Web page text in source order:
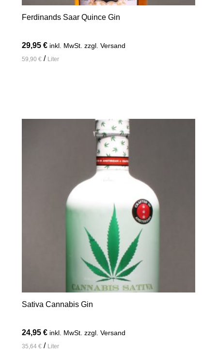
Ferdinands Saar Quince Gin
29,95 € inkl. MwSt. zzgl. Versand
59,90 €/ Liter
Sativa Cannabis Gin
24,95 € inkl. MwSt. zzgl. Versand
35,64 €/ Liter